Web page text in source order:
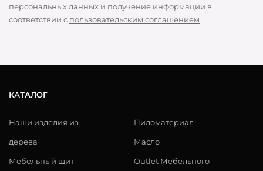
персональных данных и получение информации в
соответствии с пользовательским соглашением
КАТАЛОГ
Наши изделия из
дерева
Мебельный щит
Пиломатериал
Масло
Outlet Мебельного